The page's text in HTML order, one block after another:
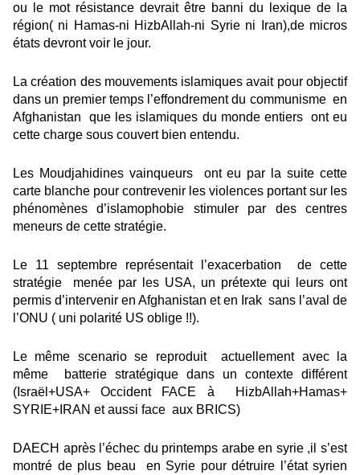
ou le mot résistance devrait être banni du lexique de la
région( ni Hamas-ni HizbAllah-ni Syrie ni Iran),de micros
états devront voir le jour.
La création des mouvements islamiques avait pour objectif
dans un premier temps l’effondrement du communisme en
Afghanistan que les islamiques du monde entiers ont eu
cette charge sous couvert bien entendu.
Les Moudjahidines vainqueurs ont eu par la suite cette
carte blanche pour contrevenir les violences portant sur les
phénomènes d’islamophobie stimuler par des centres
meneurs de cette stratégie.
Le 11 septembre représentait l’exacerbation de cette
stratégie menée par les USA, un prétexte qui leurs ont
permis d’intervenir en Afghanistan et en Irak sans l’aval de
l’ONU ( uni polarité US oblige !!).
Le même scenario se reproduit actuellement avec la
même batterie stratégique dans un contexte différent
(Israël+USA+ Occident FACE à HizbAllah+Hamas+
SYRIE+IRAN et aussi face aux BRICS)
DAECH après l’échec du printemps arabe en syrie ,il s’est
montré de plus beau en Syrie pour détruire l’état syrien